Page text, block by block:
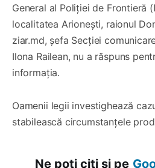
General al Poliției de Frontieră
localitatea Arionești, raionul
ziar.md, șefa Secţiei
Ilona Railean, nu a răspuns
informația.
Oamenii legii investighează
stabilească circumstanțele
Ne poți citi și pe